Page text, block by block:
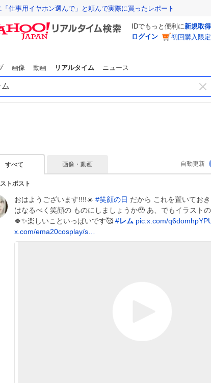
「仕事用イヤホン選んで」と頼んで実際に買ったレポート
IDでもっと便利に新規取得
ログイン
初回購入限
画像 動画 リアルタイム ニュース
キ
ー
す
すべて 画像・動画 自動更新
トポスト
おはようございます!!!!☀️ #笑顔の日 だから これを置いてお
はなるべく笑顔の ものにしましょうか🥹 あ、でもイラスト
🍀✨楽しいこといっぱいです🥰 #レム pic.x.com/
x.com/ema20cosplay/s…